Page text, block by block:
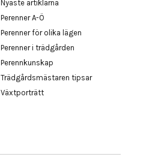
Nyaste artiklarna
Perenner A-Ö
Perenner för olika lägen
Perenner i trädgården
Perennkunskap
Trädgårdsmästaren tipsar
Växtporträtt